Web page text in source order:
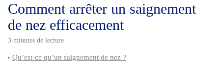
Comment arrêter un saignement
de nez efficacement
3 minutes de lecture
Qu’est-ce qu’un saignement de nez ?